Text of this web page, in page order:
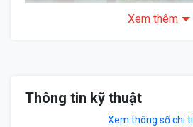
Xem thêm
Thông tin kỹ thuật
Xem thông số chi